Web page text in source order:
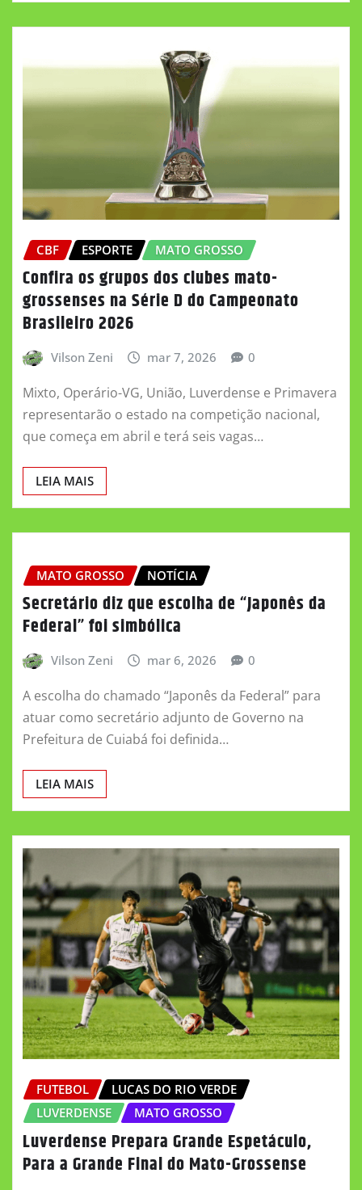
CBF ESPORTE MATO GROSSO
Confira os grupos dos clubes mato-
grossenses na Série D do Campeonato
Brasileiro 2026
Vilson Zeni mar 7, 2026 0
Mixto, Operário-VG, União, Luverdense e Primavera
representarão o estado na competição nacional,
que começa em abril e terá seis vagas…
LEIA MAIS
MATO GROSSO NOTÍCIA
Secretário diz que escolha de “Japonês da
Federal” foi simbólica
Vilson Zeni mar 6, 2026 0
A escolha do chamado “Japonês da Federal” para
atuar como secretário adjunto de Governo na
Prefeitura de Cuiabá foi definida…
LEIA MAIS
FUTEBOL
LUCAS DO RIO VERDE
LUVERDENSE
MATO GROSSO
Luverdense Prepara Grande Espetáculo,
Para a Grande Final do Mato-Grossense